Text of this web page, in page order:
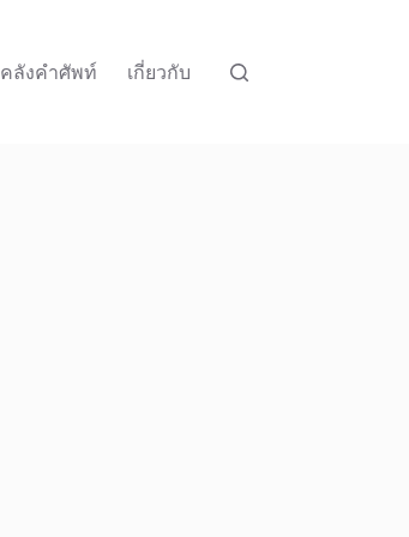
คลังคำศัพท์ เกี่ยวกับ